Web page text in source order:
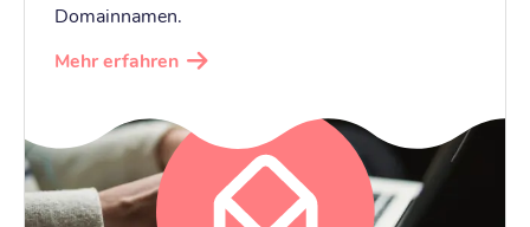
Domainnamen.
Mehr erfahren